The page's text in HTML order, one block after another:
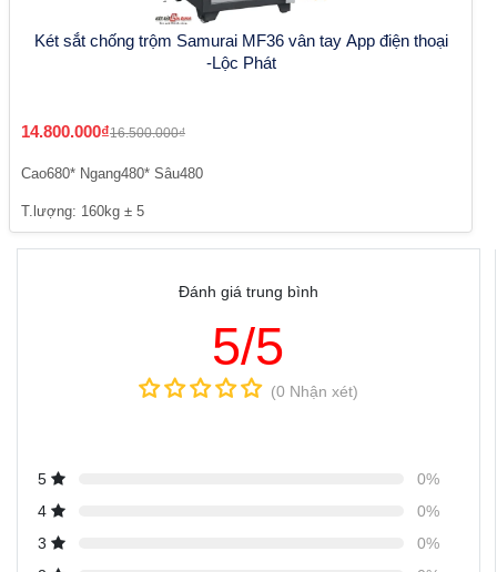
Két sắt chống trộm Samurai MF36 vân tay App điện thoại
-Lộc Phát
14.800.000₫16.500.000₫
Cao680* Ngang480* Sâu480
T.lượng: 160kg ± 5
Đánh giá trung bình
5/5
(0 Nhận xét)
5
0%
4
0%
3
0%